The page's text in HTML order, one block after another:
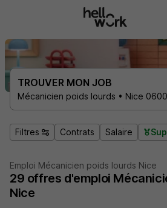
TROUVER MON JOB
Mécanicien poids lourds • Nice
Filtres Contrats Salaire
Emploi Mécanicien poids lourds Nice
29 offres d'emploi
Nice